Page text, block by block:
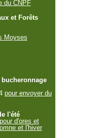
du CNPF
et Forêts
Moyses
pour envoyer du
l'été
pour d'ores et
et l'hiver